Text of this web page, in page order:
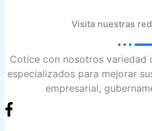
Visita nuestras
Cotice con nosotros variedad
especializados para mejorar
empresarial,